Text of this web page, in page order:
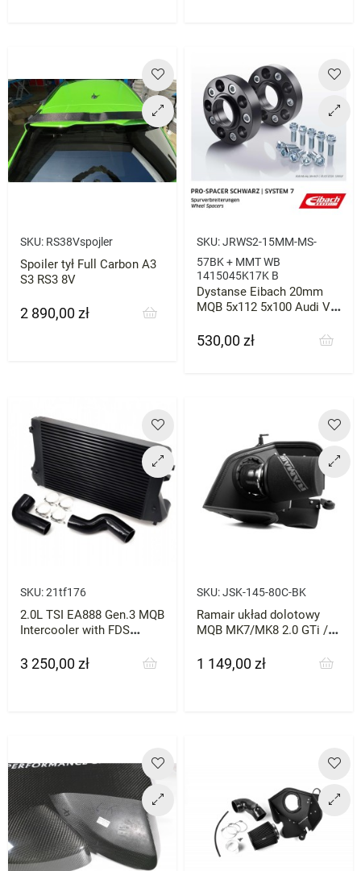
SKU: RS38Vspojler
Spoiler tył Full Carbon A3
S3 RS3 8V
Cena
2 890,00 zł
SKU:JRWS2-15MM-MS-
57BK + MMT WB
1415045K17K B
Dystanse Eibach 20mm
MQB 5x112 5x100 Audi VW
Cena
530,00 zł
SKU:21tf176
2.0L TSI EA888 Gen.3 MQB
Intercooler with FDS
Cena
3 250,00 zł
SKU:JSK-145-80C-BK
Ramair układ dolotowy
MQB MK7/MK8 2.0 GTi / R
Cena
1 149,00 zł